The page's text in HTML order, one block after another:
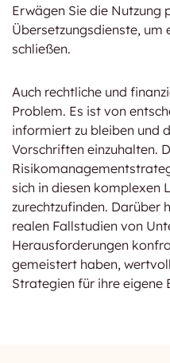
Erwägen Sie die Nutzung
Übersetzungsdienste, um
schließen.
Auch rechtliche und
Problem. Es ist von
informiert zu bleiben und
Vorschriften einzuhalten.
sich in diesen komplexen
zurechtzufinden. Darüber
realen Fallstudien von
Herausforderungen
gemeistert haben,
Strategien für ihre eigene